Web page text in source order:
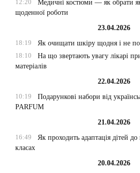
12:20
Медичні костюми — як обрати
щоденної роботи
23.04.2026
18:19
Як очищати шкіру щодня і не
18:10
На що звертають увагу лікарі
матеріалів
22.04.2026
10:19
Подарункові набори від
PARFUM
21.04.2026
16:49
Як проходить адаптація дітей
класах
20.04.2026